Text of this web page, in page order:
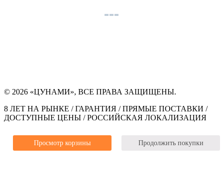
© 2026 «ЦУНАМИ», ВСЕ ПРАВА ЗАЩИЩЕНЫ.
8 ЛЕТ НА РЫНКЕ / ГАРАНТИЯ / ПРЯМЫЕ ПОСТАВКИ /
ДОСТУПНЫЕ ЦЕНЫ / РОССИЙСКАЯ ЛОКАЛИЗАЦИЯ
Просмотр корзины Продолжить покупки